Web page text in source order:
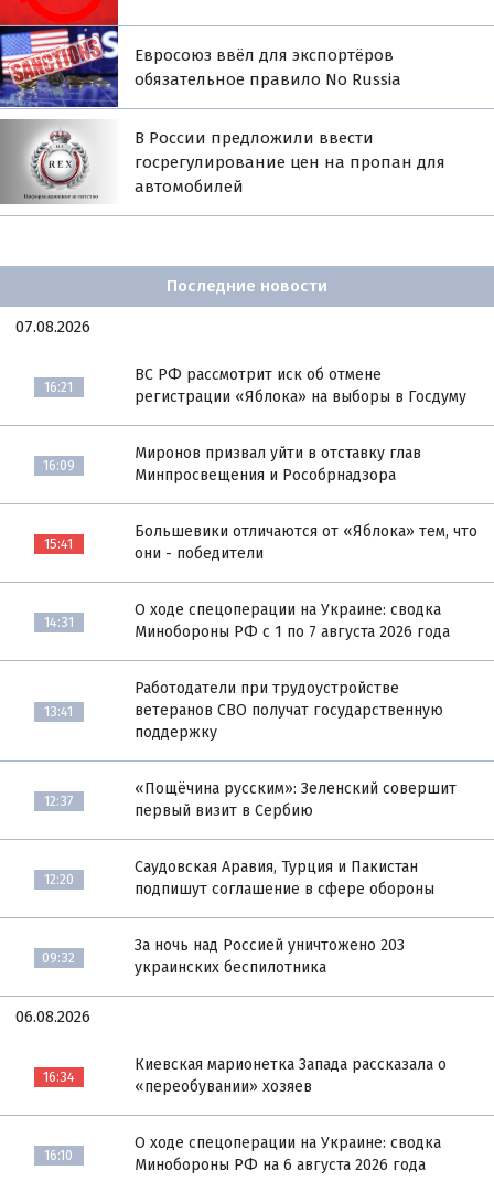
Евросоюз ввёл для экспортёров
обязательное правило No Russia
В России предложили ввести
госрегулирование цен на пропан для
автомобилей
Последние новости
07.08.2026
16:21
ВС РФ рассмотрит иск об отмене
регистрации «Яблока» на выборы в Госдуму
16:09
Миронов призвал уйти в отставку глав
Минпросвещения и Рособрнадзора
15:41
Большевики отличаются от «Яблока» тем, что
они - победители
14:31
О ходе спецоперации на Украине: сводка
Минобороны РФ с 1 по 7 августа 2026 года
13:41
Работодатели при трудоустройстве
ветеранов СВО получат государственную
поддержку
12:37
«Пощёчина русским»: Зеленский совершит
первый визит в Сербию
12:20
Саудовская Аравия, Турция и Пакистан
подпишут соглашение в сфере обороны
09:32
За ночь над Россией уничтожено 203
украинских беспилотника
06.08.2026
16:34
Киевская марионетка Запада рассказала о
«переобувании» хозяев
16:10
О ходе спецоперации на Украине: сводка
Минобороны РФ на 6 августа 2026 года